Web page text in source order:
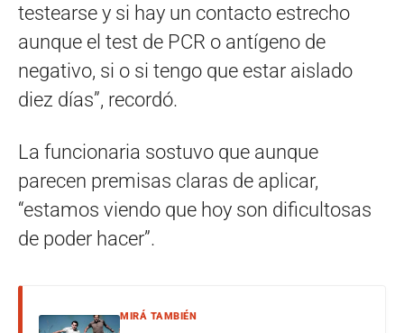
testearse y si hay un contacto estrecho
aunque el test de PCR o antígeno de
negativo, si o si tengo que estar aislado
diez días”, recordó.
La funcionaria sostuvo que aunque
parecen premisas claras de aplicar,
“estamos viendo que hoy son dificultosas
de poder hacer”.
MIRÁ TAMBIÉN